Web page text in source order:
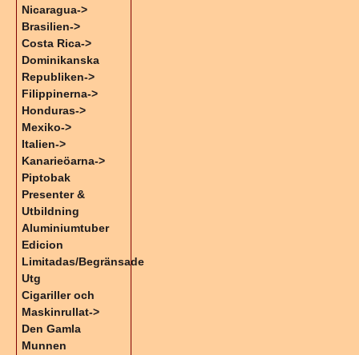
Nicaragua->
Brasilien->
Costa Rica->
Dominikanska
Republiken->
Filippinerna->
Honduras->
Mexiko->
Italien->
Kanarieöarna->
Piptobak
Presenter &
Utbildning
Aluminiumtuber
Edicion
Limitadas/Begränsade
Utg
Cigariller och
Maskinrullat->
Den Gamla
Munnen